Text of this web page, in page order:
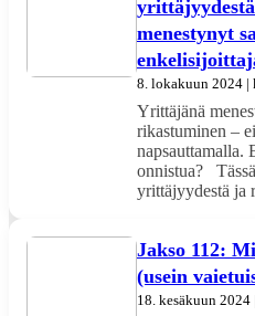
menestynyt
8. lokakuun 2024 |
Yrittäjänä
rikastuminen –
napsauttamalla.
onnistua?
yrittäjyydestä ja
Jakso 112:
(usein
18. kesäkuun